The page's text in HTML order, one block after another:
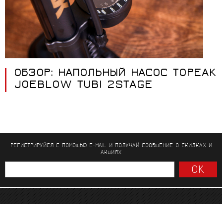
ОБЗОР: НАПОЛЬНЫЙ НАСОС TOPEAK
JOEBLOW TUBI 2STAGE
РЕГИСТРИРУЙСЯ С ПОМОЩЬЮ E-MAIL И ПОЛУЧАЙ СООБЩЕНИЕО СКИДКАХ И
АКЦИЯХ